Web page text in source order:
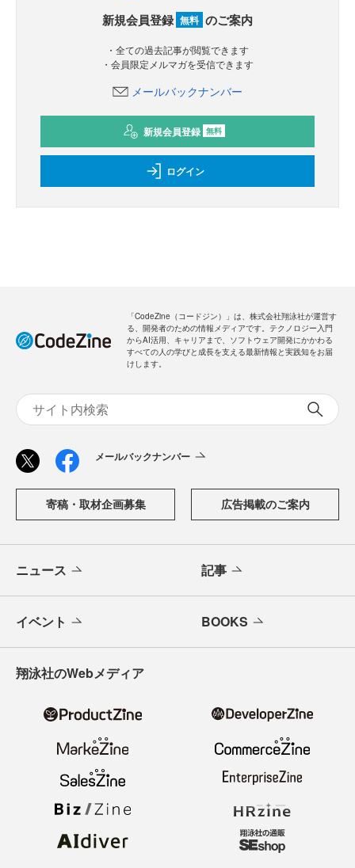
新規会員登録 無料 のご案内
・全ての過去記事が閲覧できます
・会員限定メルマガを受信できます
メールバックナンバー
新規会員登録 無料
ログイン
「CodeZine（コードジン）」は、株式会社翔泳社が運営す
る、開発者のための情報メディアです。テクノロジー入門
からAI活用、キャリアまで、ソフトウェア開発にかかわる
すべての人の学びと成長を支える最新情報と実践知をお届
けします。
メールバックナンバー
寄稿・取材企画募集 広告掲載のご案内
ニュース 記事
イベント BOOKS
翔泳社のWebメディア